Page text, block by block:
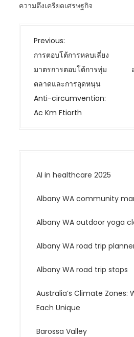
ความตึงเครียดเศรษฐกิจ
P
o
s
t
n
a
t
n
Previous:
การตอบโต้การหลบเลี่ยง
มาตรการตอบโต้การทุ่ม
ตลาดและการอุดหนุน
Anti-circumvention:
Ac Km Ftiorth
AI in healthcare 2025
Albany WA community
Albany WA outdoor yoga
Albany WA road trip
Albany WA road trip stops
Australia’s Climate Zones:
Each Unique
Barossa Valley